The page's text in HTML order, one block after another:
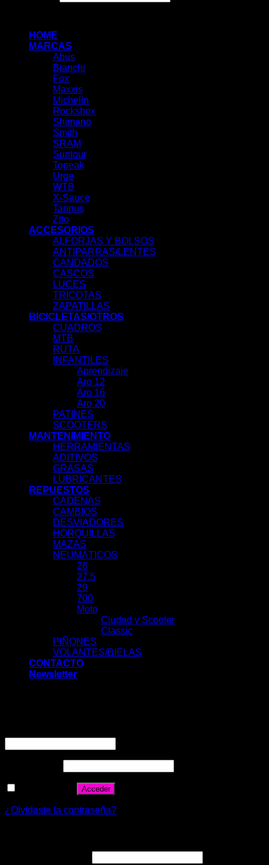
HOME
MARCAS
Abus
Bianchi
Fox
Maxxis
Michelin
Rockshox
Shimano
Smith
SRAM
Suntour
Topeak
Urge
WTB
X-Sauce
Tannus
Ztto
ACCESORIOS
ALFORJAS Y BOLSOS
ANTIPARRAS/LENTES
CANDADOS
CASCOS
LUCES
TRICOTAS
ZAPATILLAS
BICICLETAS/OTROS
CUADROS
MTB
RUTA
INFANTILES
Aprendizaje
Aro 12
Aro 16
Aro 20
PATINES
SCOOTERS
MANTENIMIENTO
HERRAMIENTAS
ADITIVOS
GRASAS
LUBRICANTES
REPUESTOS
CADENAS
CAMBIOS
DESVIADORES
HORQUILLAS
MAZAS
NEUMÁTICOS
26
27.5
29
700
Moto
Ciudad y Scooter
Classic
PIÑONES
VOLANTES/BIELAS
CONTACTO
Newsletter
Acceder
¿Olvidaste la contraseña?